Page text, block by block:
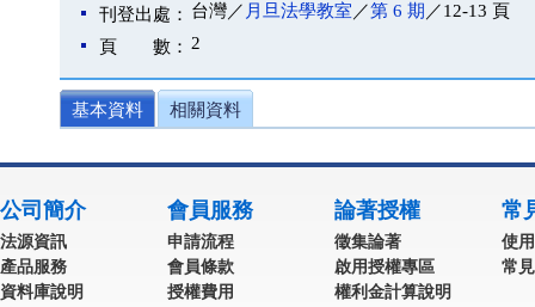
刊登出處： 台灣／ 月旦法學教室 ／第 6 期 ／12-13 頁
頁 數： 2
基本資料 相關資料
公司簡介
法源資訊
產品服務
資料庫說明
會員服務
申請流程
會員條款
授權費用
論著授權
徵集論著
啟用授權專區
權利金計算說明
常
使
常